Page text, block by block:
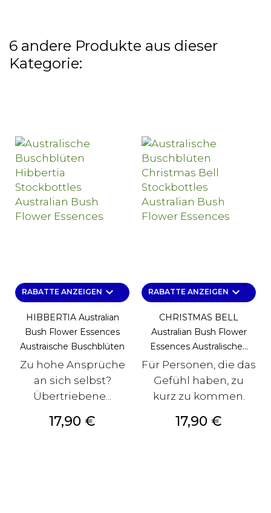
6 andere Produkte aus dieser
Kategorie:
RABATTE ANZEIGEN keyboard_arrow_down
HIBBERTIA Australian
Bush Flower Essences
Austraische Buschblüten
Zu hohe Ansprüche
an sich selbst?
Übertriebene...
Preis
17,90 €
RABATTE ANZEIGEN keyboard_arrow_down
CHRISTMAS BELL
Australian Bush Flower
Essences Australische...
Für Personen, die das
Gefühl haben, zu
kurz zu kommen.
Preis
17,90 €